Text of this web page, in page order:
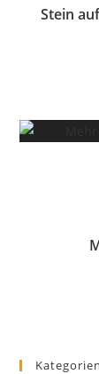
Stein
Kategorien